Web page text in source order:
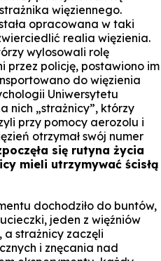
więziennego.
opracowana w taki
realia więzienia.
wylosowali rolę
przez policję, postawiono im
do więzienia
Uniwersytetu
nich „strażnicy”, którzy
przy pomocy aerozolu i
otrzymał swój numer
się rutyna życia
mieli utrzymywać ścisłą
dochodziło do buntów,
jeden z więźniów
a strażnicy zaczęli
i znęcania nad